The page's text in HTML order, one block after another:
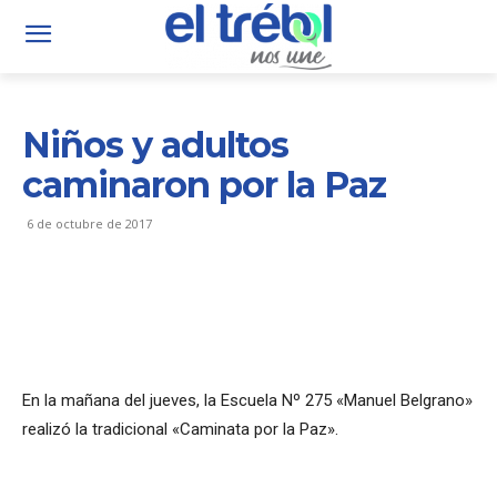
Niños y adultos
caminaron por la Paz
6 de octubre de 2017
En la mañana del jueves, la Escuela Nº 275 «Manuel Belgrano»
realizó la tradicional «Caminata por la Paz».